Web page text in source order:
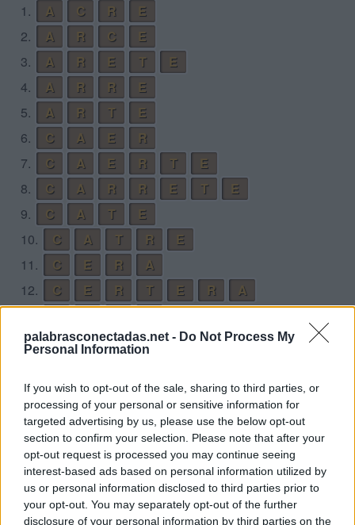
palabrasconectadas.net - Do Not Process My
Personal Information
If you wish to opt-out of the sale, sharing to third parties, or
processing of your personal or sensitive information for
targeted advertising by us, please use the below opt-out
section to confirm your selection. Please note that after your
opt-out request is processed you may continue seeing
interest-based ads based on personal information utilized by
us or personal information disclosed to third parties prior to
your opt-out. You may separately opt-out of the further
disclosure of your personal information by third parties on the
1.
A C R
E
2.
A R C
E
3.
A R E T
E
4.
A R R
E
5.
A R T
E
6.
C A E
R
7.
C A E R T
E
8.
C A R R E T
E
9.
C A T
E
10.
C A T R
E
11.
C E R
A
12.
C E R T E R
A
14. C R E A
R
16.
C R E E
R
17.
E R E C T
A
18.
E R R
E
19. R E C A
E
20.
R E C A E
R
21. R E C E